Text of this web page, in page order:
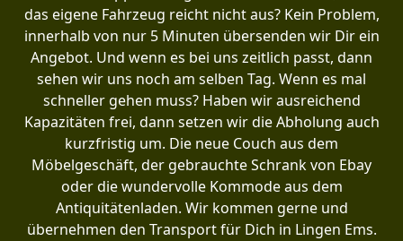
das eigene Fahrzeug reicht nicht aus? Kein Problem,
innerhalb von nur 5 Minuten übersenden wir Dir ein
Angebot. Und wenn es bei uns zeitlich passt, dann
sehen wir uns noch am selben Tag. Wenn es mal
schneller gehen muss? Haben wir ausreichend
Kapazitäten frei, dann setzen wir die Abholung auch
kurzfristig um. Die neue Couch aus dem
Möbelgeschäft, der gebrauchte Schrank von Ebay
oder die wundervolle Kommode aus dem
Antiquitätenladen. Wir kommen gerne und
übernehmen den Transport für Dich in Lingen Ems.